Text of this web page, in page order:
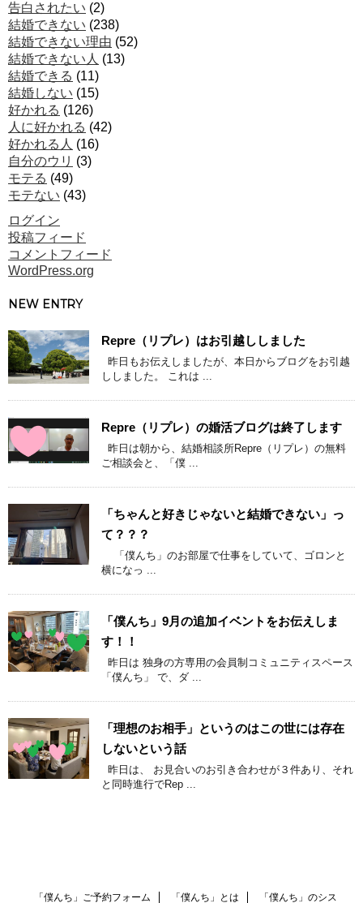
告白されたい (2)
結婚できない (238)
結婚できない理由 (52)
結婚できない人 (13)
結婚できる (11)
結婚しない (15)
好かれる (126)
人に好かれる (42)
好かれる人 (16)
自分のウリ (3)
モテる (49)
モテない (43)
ログイン
投稿フィード
コメントフィード
WordPress.org
NEW ENTRY
Repre（リプレ）はお引越ししました
昨日もお伝えしましたが、本日からブログをお引越
ししました。 これは ...
Repre（リプレ）の婚活ブログは終了します
昨日は朝から、結婚相談所Repre（リプレ）の無料
ご相談会と、「僕 ...
「ちゃんと好きじゃないと結婚できない」っ
て？？？
「僕んち」のお部屋で仕事をしていて、ゴロンと
横になっ ...
「僕んち」9月の追加イベントをお伝えしま
す！！
昨日は 独身の方専用の会員制コミュニティスペース
「僕んち」 で、ダ ...
「理想のお相手」というのはこの世には存在
しないという話
昨日は、 お見合いのお引き合わせが３件あり、それ
と同時進行でRep ...
「僕んち」ご予約フォーム 「僕んち」とは 「僕んち」のシス